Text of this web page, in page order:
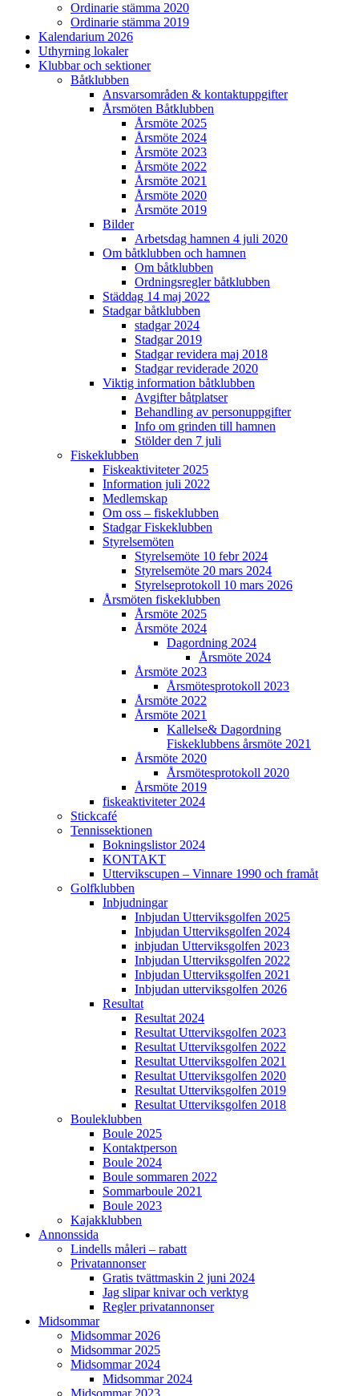
Ordinarie stämma 2020
Ordinarie stämma 2019
Kalendarium 2026
Uthyrning lokaler
Klubbar och sektioner
Båtklubben
Ansvarsområden & kontaktuppgifter
Årsmöten Båtklubben
Årsmöte 2025
Årsmöte 2024
Årsmöte 2023
Årsmöte 2022
Årsmöte 2021
Årsmöte 2020
Årsmöte 2019
Bilder
Arbetsdag hamnen 4 juli 2020
Om båtklubben och hamnen
Om båtklubben
Ordningsregler båtklubben
Städdag 14 maj 2022
Stadgar båtklubben
stadgar 2024
Stadgar 2019
Stadgar revidera maj 2018
Stadgar reviderade 2020
Viktig information båtklubben
Avgifter båtplatser
Behandling av personuppgifter
Info om grinden till hamnen
Stölder den 7 juli
Fiskeklubben
Fiskeaktiviteter 2025
Information juli 2022
Medlemskap
Om oss – fiskeklubben
Stadgar Fiskeklubben
Styrelsemöten
Styrelsemöte 10 febr 2024
Styrelsemöte 20 mars 2024
Styrelseprotokoll 10 mars 2026
Årsmöten fiskeklubben
Årsmöte 2025
Årsmöte 2024
Dagordning 2024
Årsmöte 2024
Årsmöte 2023
Årsmötesprotokoll 2023
Årsmöte 2022
Årsmöte 2021
Kallelse& Dagordning
Fiskeklubbens årsmöte 2021
Årsmöte 2020
Årsmötesprotokoll 2020
Årsmöte 2019
fiskeaktiviteter 2024
Stickcafé
Tennissektionen
Bokningslistor 2024
KONTAKT
Uttervikscupen – Vinnare 1990 och framåt
Golfklubben
Inbjudningar
Inbjudan Utterviksgolfen 2025
Inbjudan Utterviksgolfen 2024
inbjudan Utterviksgolfen 2023
Inbjudan Utterviksgolfen 2022
Inbjudan Utterviksgolfen 2021
Inbjudan utterviksgolfen 2026
Resultat
Resultat 2024
Resultat Utterviksgolfen 2023
Resultat Utterviksgolfen 2022
Resultat Utterviksgolfen 2021
Resultat Utterviksgolfen 2020
Resultat Utterviksgolfen 2019
Resultat Utterviksgolfen 2018
Bouleklubben
Boule 2025
Kontaktperson
Boule 2024
Boule sommaren 2022
Sommarboule 2021
Boule 2023
Kajakklubben
Annonssida
Lindells måleri – rabatt
Privatannonser
Gratis tvättmaskin 2 juni 2024
Jag slipar knivar och verktyg
Regler privatannonser
Midsommar
Midsommar 2026
Midsommar 2025
Midsommar 2024
Midsommar 2024
Midsommar 2023